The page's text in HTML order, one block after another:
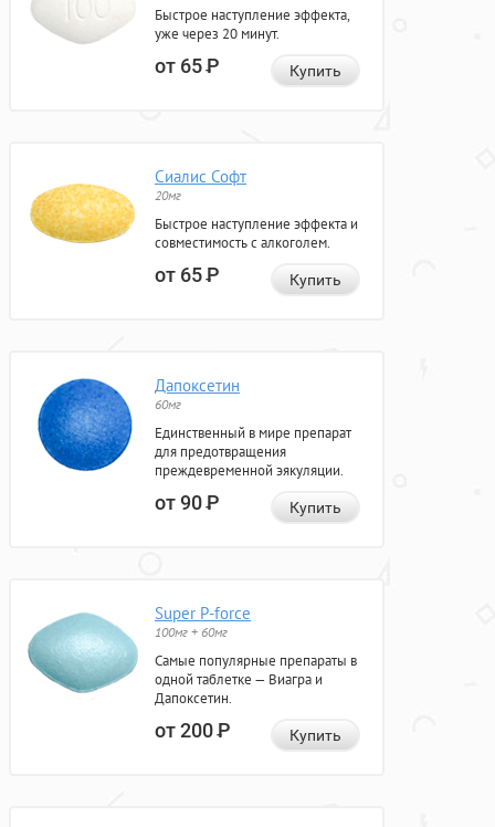
Быстрое наступление эффекта,
уже через 20 минут.
от 65Р Купить
Сиалис Софт
20мг
Быстрое наступление эффекта и
совместимость с алкоголем.
от 65Р Купить
Дапоксетин
60мг
Единственный в мире препарат
для предотвращения
преждевременной эякуляции.
от 90Р Купить
Super P-force
100мг + 60мг
Самые популярные препараты в
одной таблетке — Виагра и
Дапоксетин.
от 200Р Купить